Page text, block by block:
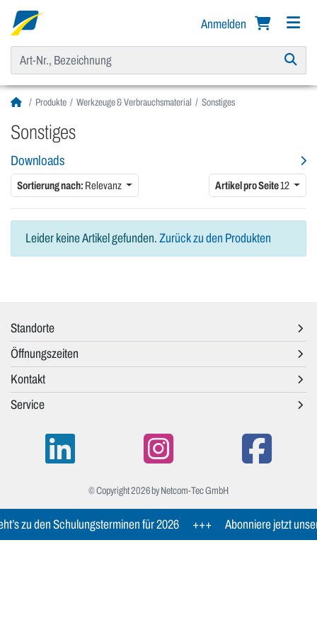
Anmelden
Produkte Werkzeuge & Verbrauchsmaterial Sonstiges
Sonstiges
Downloads
Sortierung nach: Relevanz Artikel pro Seite12
Leider keine Artikel gefunden. Zurück zu den Produkten
Standorte
Öffnungszeiten
Kontakt
Service
© Copyright 2026 by Netcom-Tec GmbH
zu den Schulungsterminen für 2026 +++ Abonniere jetzt